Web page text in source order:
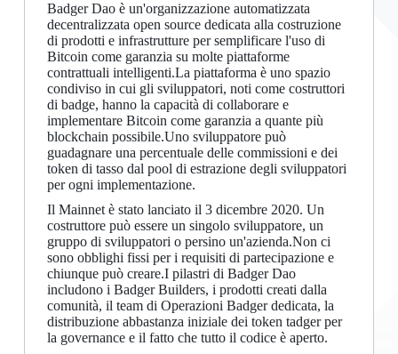
Badger Dao è un'organizzazione automatizzata
decentralizzata open source dedicata alla costruzione
di prodotti e infrastrutture per semplificare l'uso di
Bitcoin come garanzia su molte piattaforme
contrattuali intelligenti.La piattaforma è uno spazio
condiviso in cui gli sviluppatori, noti come costruttori
di badge, hanno la capacità di collaborare e
implementare Bitcoin come garanzia a quante più
blockchain possibile.Uno sviluppatore può
guadagnare una percentuale delle commissioni e dei
token di tasso dal pool di estrazione degli sviluppatori
per ogni implementazione.
Il Mainnet è stato lanciato il 3 dicembre 2020. Un
costruttore può essere un singolo sviluppatore, un
gruppo di sviluppatori o persino un'azienda.Non ci
sono obblighi fissi per i requisiti di partecipazione e
chiunque può creare.I pilastri di Badger Dao
includono i Badger Builders, i prodotti creati dalla
comunità, il team di Operazioni Badger dedicata, la
distribuzione abbastanza iniziale dei token tadger per
la governance e il fatto che tutto il codice è aperto.